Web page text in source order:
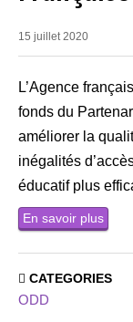
15 juillet 2020
L’Agence
fonds du
améliorer la
inégalités
éducatif plus
En savoir plus
CATEGORIES
ODD